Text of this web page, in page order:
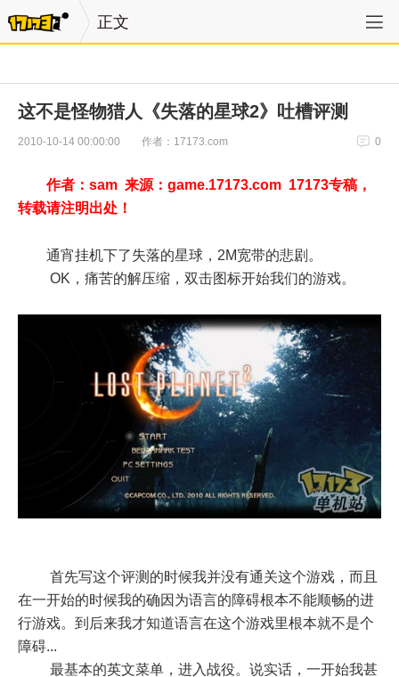
正文
这不是怪物猎人《失落的星球2》吐槽评测
2010-10-14 00:00:00 作者：17173.com 0
作者：sam 来源：game.17173.com 17173专稿，
转载请注明出处！
通宵挂机下了失落的星球，2M宽带的悲剧。
OK，痛苦的解压缩，双击图标开始我们的游戏。
首先写这个评测的时候我并没有通关这个游戏，而且
在一开始的时候我的确因为语言的障碍根本不能顺畅的进
行游戏。到后来我才知道语言在这个游戏里根本就不是个
障碍...
最基本的英文菜单，进入战役。说实话，一开始我甚